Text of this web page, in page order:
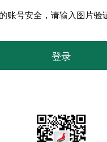
账号安全，请输入图片验